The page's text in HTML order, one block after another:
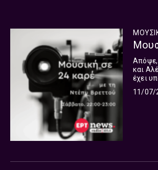
Απόψε,
και
έχει
11/07/